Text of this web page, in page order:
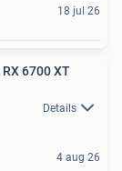
18 jul 26
6700 XT
Details
4 aug 26